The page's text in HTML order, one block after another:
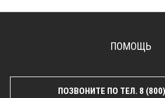
ПОМОЩЬ
ПОЗВОНИТЕ ПО ТЕЛ. 8